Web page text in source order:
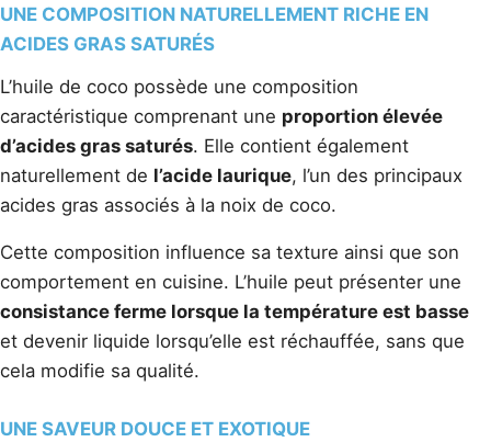
UNE COMPOSITION NATURELLEMENT RICHE EN
ACIDES GRAS SATURÉS
L’huile de coco possède une composition
caractéristique comprenant une proportion élevée
d’acides gras saturés. Elle contient également
naturellement de l’acide laurique, l’un des principaux
acides gras associés à la noix de coco.
Cette composition influence sa texture ainsi que son
comportement en cuisine. L’huile peut présenter une
consistance ferme lorsque la température est basse
et devenir liquide lorsqu’elle est réchauffée, sans que
cela modifie sa qualité.
UNE SAVEUR DOUCE ET EXOTIQUE